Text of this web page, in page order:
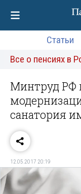
Статьи
Все о пенсиях в
Минтруд РФ
санатория
12.05.2017 20:19